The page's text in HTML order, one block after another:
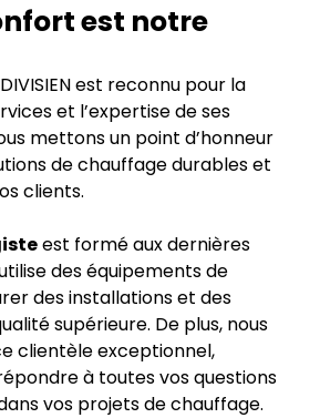
est notre
est reconnu pour la
et l’expertise de ses
mettons un point d’honneur
de chauffage durables et
clients.
est formé aux dernières
des équipements de
des installations et des
supérieure. De plus, nous
clientèle exceptionnel,
à toutes vos questions
vos projets de chauffage.